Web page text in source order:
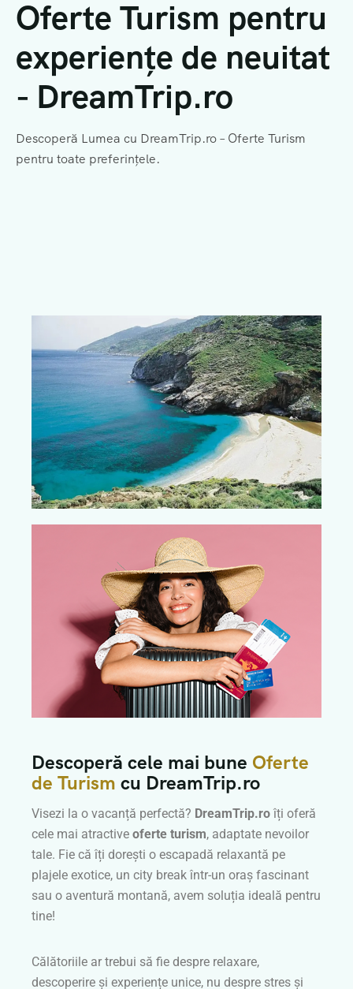
EXCURSII GRECIA
EXCURSII ROMANIA
EXCURSII TURCIA
EXCURSII SCOLARE
VACANTA ALBANIA
Vacante ALL INCLUSIVE
VACANTA BULGARIA
VACANTA CROATIA
VACANTA GRECIA
DESPRE NOI
Oferte Turism pentru
experiențe de neuitat
- DreamTrip.ro
Descoperă Lumea cu DreamTrip.ro – Oferte Turism
pentru toate preferințele.
Descoperă cele mai bune Oferte
de Turism cu DreamTrip.ro
Visezi la o vacanță perfectă? DreamTrip.ro îți oferă
cele mai atractive oferte turism, adaptate nevoilor
tale. Fie că îți dorești o escapadă relaxantă pe
plajele exotice, un city break într-un oraș fascinant
sau o aventură montană, avem soluția ideală pentru
tine!
Călătoriile ar trebui să fie despre relaxare,
descoperire și experiențe unice, nu despre stres și